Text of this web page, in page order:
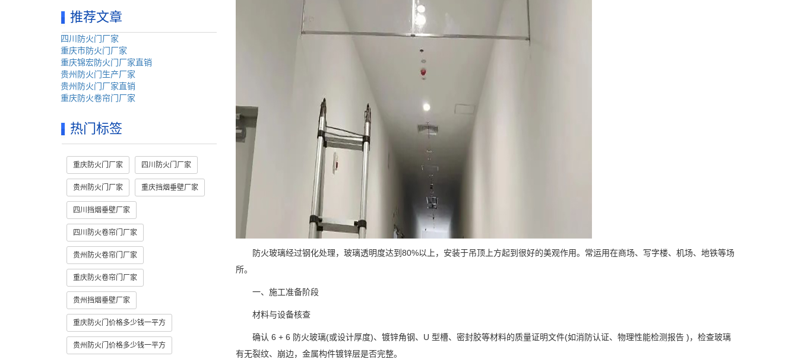
防火玻璃经过钢化处理，玻璃透明度达到80%以上，安装于吊顶上方起到很好的美观作用。常运用在商场、写字楼、机场、地铁等场
所。
一、施工准备阶段
材料与设备核查
确认 6 + 6 防火玻璃(或设计厚度)、镀锌角钢、U 型槽、密封胶等材料的质量证明文件(如消防认证、物理性能检测报告 )，检查玻璃
有无裂纹、崩边，金属构件镀锌层是否完整。
推荐文章
四川防火门厂家
重庆市防火门厂家
重庆锦宏防火门厂家直销
贵州防火门生产厂家
贵州防火门厂家直销
重庆防火卷帘门厂家
热门标签
重庆防火门厂家 四川防火门厂家
贵州防火门厂家 重庆挡烟垂壁厂家
四川挡烟垂壁厂家
四川防火卷帘门厂家
贵州防火卷帘门厂家
重庆防火卷帘门厂家
贵州挡烟垂壁厂家
重庆防火门价格多少钱一平方
贵州防火门价格多少钱一平方